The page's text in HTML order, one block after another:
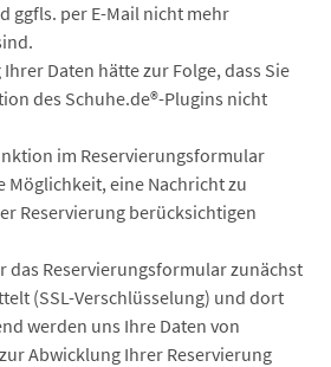
ggfls. per E-Mail nicht mehr
Daten hätte zur Folge, dass Sie
des Schuhe.de®-Plugins nicht
im Reservierungsformular
Möglichkeit, eine Nachricht zu
Reservierung berücksichtigen
das Reservierungsformular zunächst
(SSL-Verschlüsselung) und dort
werden uns Ihre Daten von
Abwicklung Ihrer Reservierung